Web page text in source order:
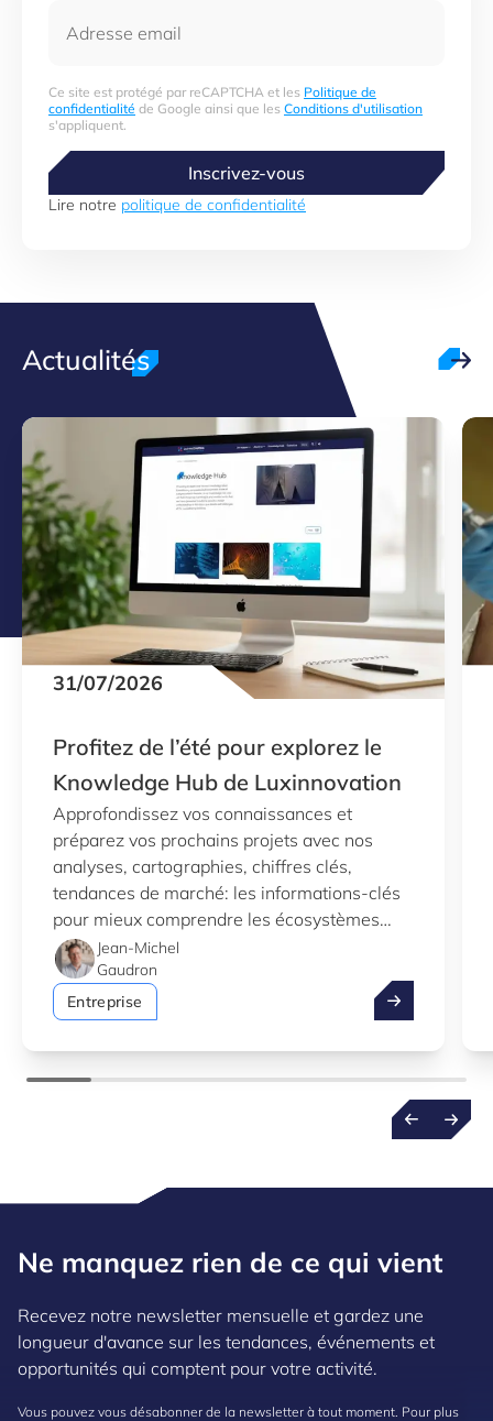
Ce site est protégé par reCAPTCHA et les Politique de
confidentialité de Google ainsi que les Conditions d'utilisation
s'appliquent.
Inscrivez-vous
Lire notre politique de confidentialité
Actualités
31/07/2026
Profitez de l’été pour explorez le
Knowledge Hub de Luxinnovation
Approfondissez vos connaissances et
préparez vos prochains projets avec nos
analyses, cartographies, chiffres clés,
tendances de marché: les informations-clés
pour mieux comprendre les écosystèmes
d’innovation au Luxembourg.
Jean-Michel
Gaudron
Entreprise
Profitez de
Ne manquez rien de ce qui vient
Recevez notre newsletter mensuelle et gardez une
longueur d'avance sur les tendances, événements et
opportunités qui comptent pour votre activité.
Vous pouvez vous désabonner de la newsletter à tout moment. Pour plus